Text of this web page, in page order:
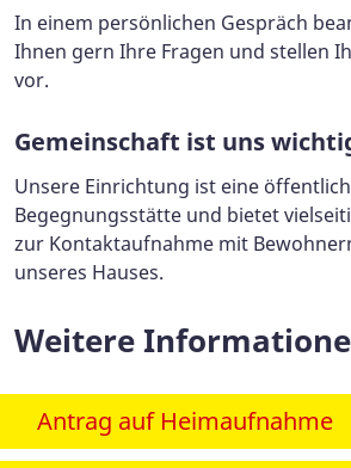
In einem persönlichen Gespräch
Ihnen gern Ihre Fragen und stellen
vor.
Gemeinschaft ist uns
Unsere Einrichtung ist eine
Begegnungsstätte und bietet
zur Kontaktaufnahme mit
unseres Hauses.
Weitere
Antrag auf Heimaufnahme